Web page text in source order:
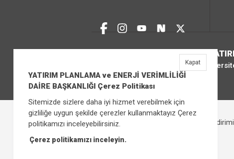
Çerez Politikası Bilgi Güvenliği İhlal Bildirimi
YATIRIM PLANLAMA ve ENERJİ VERİMLİLİĞİ
DAİRE BAŞKANLIĞI Çerez Politikası
Sitemizde sizlere daha iyi hizmet verebilmek için
gizliliğe uygun şekilde çerezler kullanmaktayız Çerez
politikamızı inceleyebilirsiniz.
Çerez politikamızı inceleyin.
Kapat